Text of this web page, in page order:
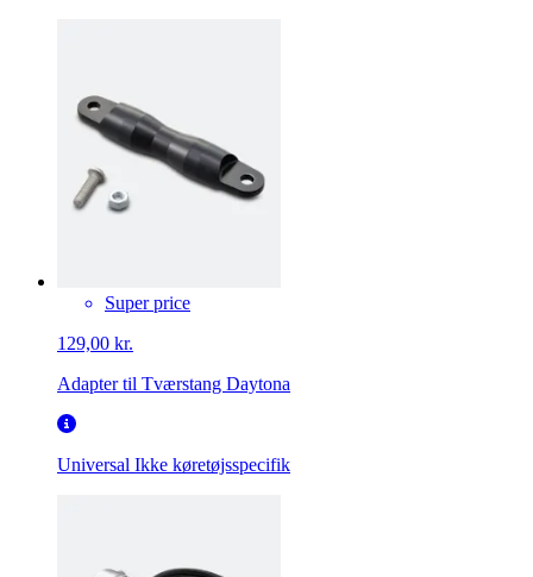
Super price
129,00 kr.
Adapter til Tværstang Daytona
Universal Ikke køretøjsspecifik